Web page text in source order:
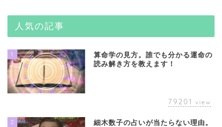
人気の記事
1
算命学の見方。誰でも分かる運命の
読み解き方を教えます！
79201 view
2
細木数子の占いが当たらない理由。